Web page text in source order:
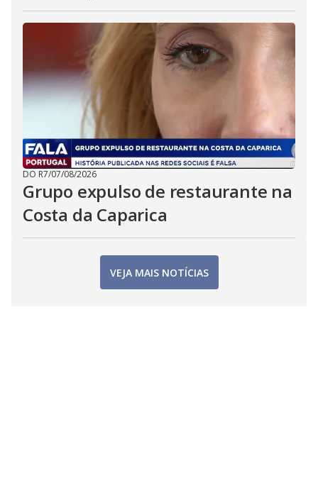
DO R7/07/08/2026
Grupo expulso de restaurante na
Costa da Caparica
VEJA MAIS NOTÍCIAS